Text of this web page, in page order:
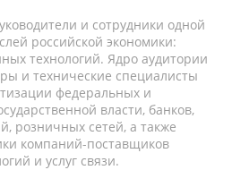
и сотрудники одной
российской экономики:
технологий. Ядро аудитории
и технические специалисты
федеральных и
власти, банков,
розничных сетей, а также
компаний-поставщиков
и услуг связи.